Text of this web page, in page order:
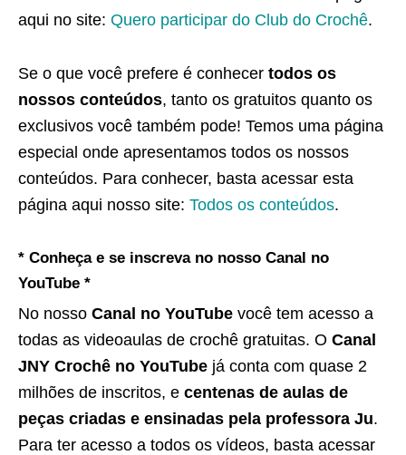
aqui no site: Quero participar do Club do Crochê.
Se o que você prefere é conhecer todos os
nossos conteúdos, tanto os gratuitos quanto os
exclusivos você também pode! Temos uma página
especial onde apresentamos todos os nossos
conteúdos. Para conhecer, basta acessar esta
página aqui nosso site: Todos os conteúdos.
* Conheça e se inscreva no nosso Canal no
YouTube *
No nosso Canal no YouTube você tem acesso a
todas as videoaulas de crochê gratuitas. O Canal
JNY Crochê no YouTube já conta com quase 2
milhões de inscritos, e centenas de aulas de
peças criadas e ensinadas pela professora Ju.
Para ter acesso a todos os vídeos, basta acessar